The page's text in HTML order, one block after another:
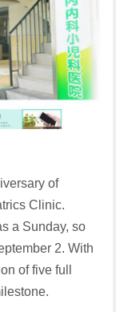
of
Clinic.
a Sunday, so
2. With
of five full